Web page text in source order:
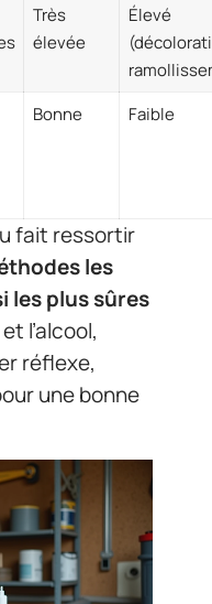
Très
élevée
Élevé
Bonne Faible
fait ressortir
les
les plus sûres
l’alcool,
réflexe,
une bonne